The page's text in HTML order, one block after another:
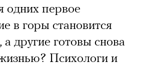
одних первое
в горы становится
другие готовы снова
Психологи и